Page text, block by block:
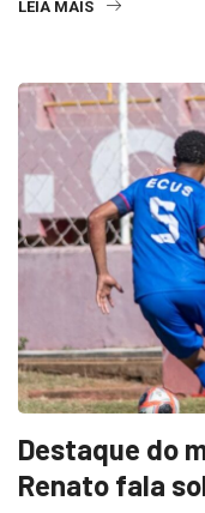
LEIA MAIS
Destaque do
Renato fala